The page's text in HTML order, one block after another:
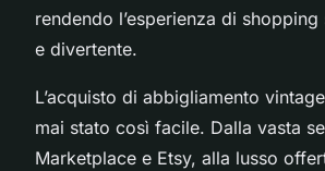
rendendo l’esperienza di
e divertente.
L’acquisto di abbigliamento
mai stato così facile. Dalla vasta
Marketplace e Etsy, alla lusso